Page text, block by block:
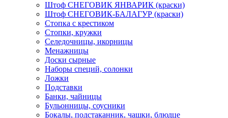
Штоф СНЕГОВИК ЯНВАРИК (краски)
Штоф СНЕГОВИК-БАЛАГУР (краски)
Стопка с крестиком
Стопки, кружки
Селедочницы, икорницы
Менажницы
Доски сырные
Наборы специй, солонки
Ложки
Подставки
Банки, чайницы
Бульонницы, соусники
Бокалы, подстаканник, чашки, блюдце